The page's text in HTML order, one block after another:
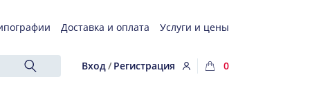
Доставка и оплата Услуги и цены
Вход/ Регистрация 0